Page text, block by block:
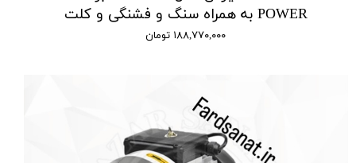
POWER به همراه سنگ و فشنگی و کلت
۱۸۸,۷۷۰,۰۰۰ تومان